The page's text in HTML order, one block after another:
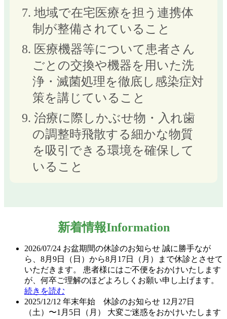
7. 地域で在宅医療を担う連携体
制が整備されていること
8. 医療機器等について患者さん
ごとの交換や機器を用いた洗
浄・滅菌処理を徹底し感染症対
策を講じていること
9. 治療に際しかぶせ物・入れ歯
の調整時飛散する細かな物質
を吸引できる環境を確保して
いること
新着情報Information
2026/07/24 お盆期間の休診のお知らせ 誠に勝手なが
ら、8月9日（日）から8月17日（月）まで休診とさせて
いただきます。 患者様にはご不便をおかけいたします
が、何卒ご理解のほどよろしくお願い申し上げます。
続きを読む
2025/12/12 年末年始 休診のお知らせ 12月27日
（土）〜1月5日（月） 大変ご迷惑をおかけいたします